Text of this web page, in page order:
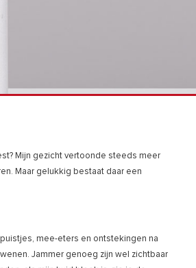
Mijn gezicht vertoonde steeds meer
Maar gelukkig bestaat daar een
mee-eters en ontstekingen na
Jammer genoeg zijn wel zichtbaar